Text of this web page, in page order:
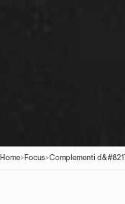
Home> Focus>Complementi